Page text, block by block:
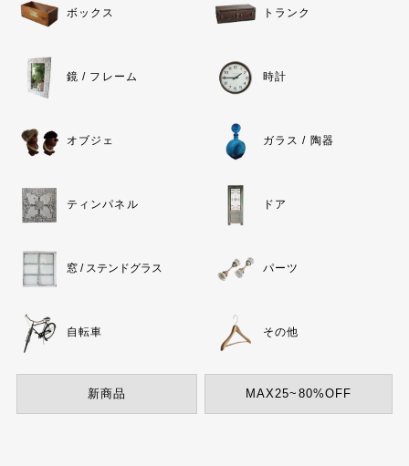
ボックス トランク
鏡 / フレーム 時計
オブジェ ガラス / 陶器
ティンパネル ドア
窓 / ステンドグラス パーツ
自転車 その他
新商品 MAX25~80%OFF